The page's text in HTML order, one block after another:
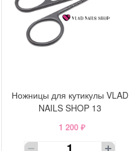
Ножницы для кутикулы VLAD
NAILS SHOP 13
1 200 ₽